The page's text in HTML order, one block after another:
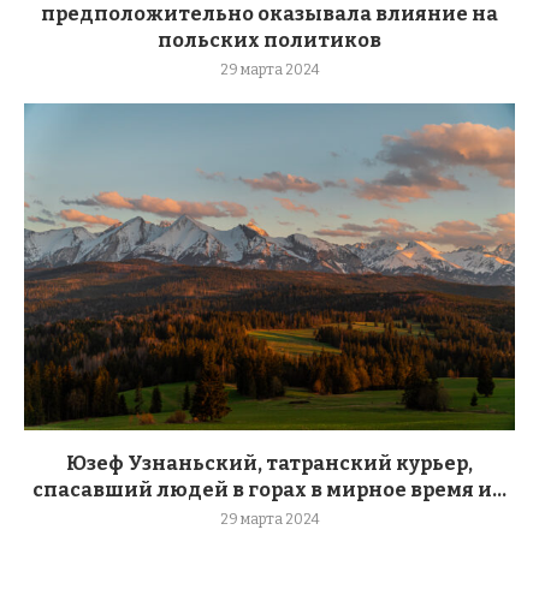
предположительно оказывала влияние на
польских политиков
29 марта 2024
Юзеф Узнаньский, татранский курьер,
спасавший людей в горах в мирное время и...
29 марта 2024